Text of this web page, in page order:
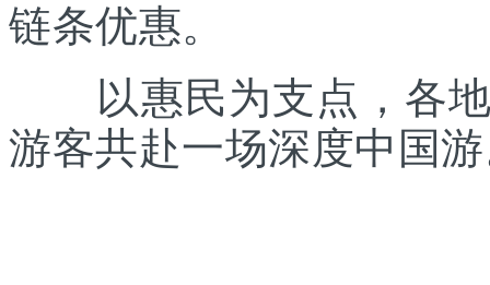
链条优惠。
以惠民为支点，各地
游客共赴一场深度中国